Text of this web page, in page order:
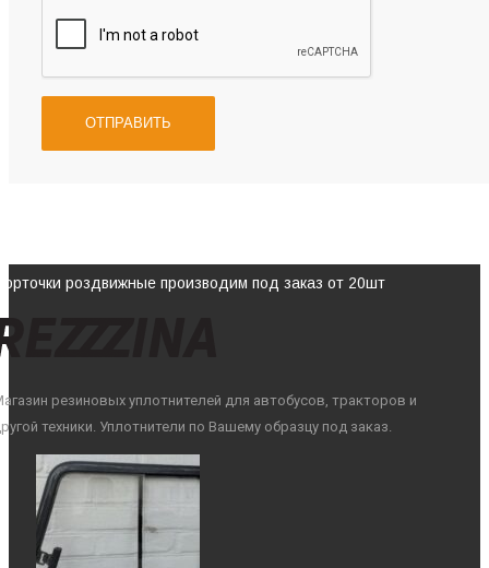
роздвижные производим под заказ от 20шт
резиновых уплотнителей для автобусов, тракторов и
техники. Уплотнители по Вашему образцу под заказ.